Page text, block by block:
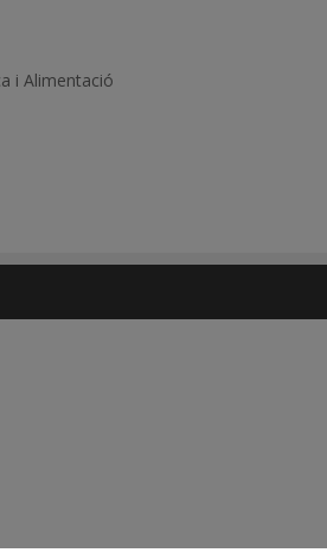
i Alimentació